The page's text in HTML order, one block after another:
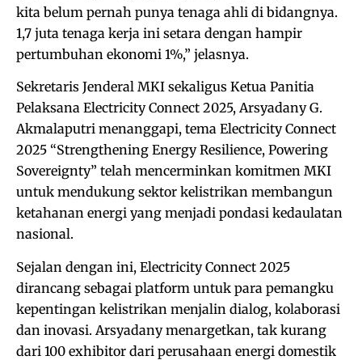
kita belum pernah punya tenaga ahli di bidangnya.
1,7 juta tenaga kerja ini setara dengan hampir
pertumbuhan ekonomi 1%,” jelasnya.
Sekretaris Jenderal MKI sekaligus Ketua Panitia
Pelaksana Electricity Connect 2025, Arsyadany G.
Akmalaputri menanggapi, tema Electricity Connect
2025 “Strengthening Energy Resilience, Powering
Sovereignty” telah mencerminkan komitmen MKI
untuk mendukung sektor kelistrikan membangun
ketahanan energi yang menjadi pondasi kedaulatan
nasional.
Sejalan dengan ini, Electricity Connect 2025
dirancang sebagai platform untuk para pemangku
kepentingan kelistrikan menjalin dialog, kolaborasi
dan inovasi. Arsyadany menargetkan, tak kurang
dari 100 exhibitor dari perusahaan energi domestik